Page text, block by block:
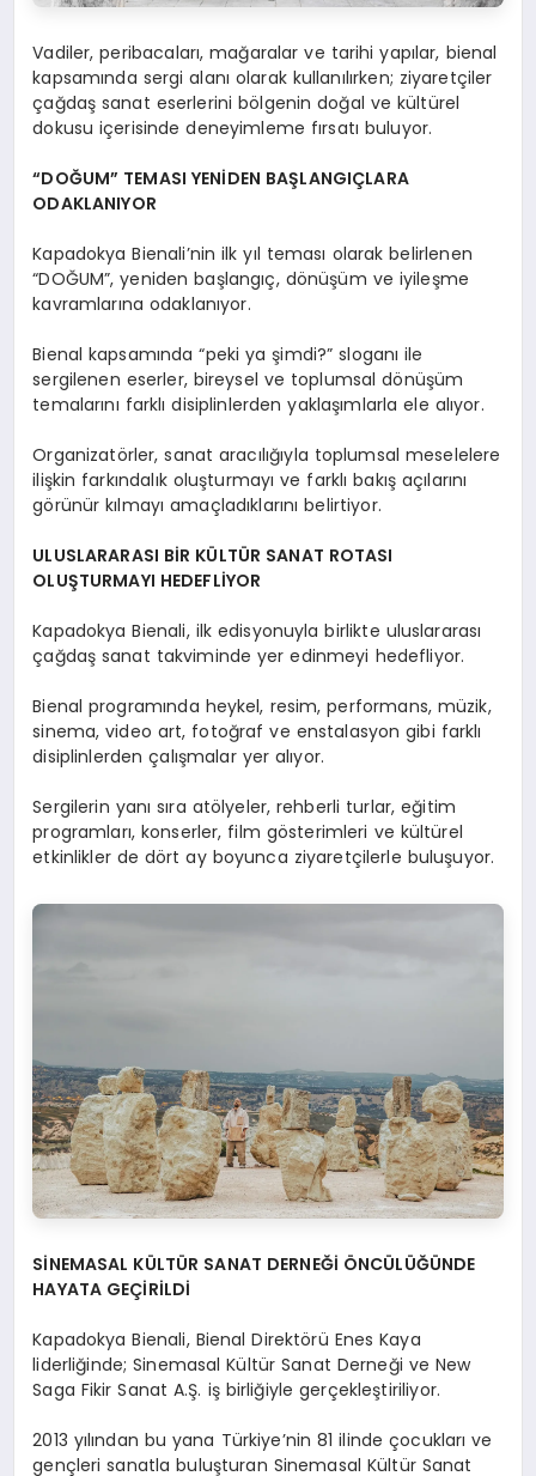
Vadiler, peribacaları, mağaralar ve tarihi yapılar, bienal
kapsamında sergi alanı olarak kullanılırken; ziyaretçiler
çağdaş sanat eserlerini bölgenin doğal ve kültürel
dokusu içerisinde deneyimleme fırsatı buluyor.
“DOĞUM” TEMASI YENİDEN BAŞLANGIÇLARA
ODAKLANIYOR
Kapadokya Bienali’nin ilk yıl teması olarak belirlenen
“DOĞUM”, yeniden başlangıç, dönüşüm ve iyileşme
kavramlarına odaklanıyor.
Bienal kapsamında “peki ya şimdi?” sloganı ile
sergilenen eserler, bireysel ve toplumsal dönüşüm
temalarını farklı disiplinlerden yaklaşımlarla ele alıyor.
Organizatörler, sanat aracılığıyla toplumsal meselelere
ilişkin farkındalık oluşturmayı ve farklı bakış açılarını
görünür kılmayı amaçladıklarını belirtiyor.
ULUSLARARASI BİR KÜLTÜR SANAT ROTASI
OLUŞTURMAYI HEDEFLİYOR
Kapadokya Bienali, ilk edisyonuyla birlikte uluslararası
çağdaş sanat takviminde yer edinmeyi hedefliyor.
Bienal programında heykel, resim, performans, müzik,
sinema, video art, fotoğraf ve enstalasyon gibi farklı
disiplinlerden çalışmalar yer alıyor.
Sergilerin yanı sıra atölyeler, rehberli turlar, eğitim
programları, konserler, film gösterimleri ve kültürel
etkinlikler de dört ay boyunca ziyaretçilerle buluşuyor.
SİNEMASAL KÜLTÜR SANAT DERNEĞİ ÖNCÜLÜĞÜNDE
HAYATA GEÇİRİLDİ
Kapadokya Bienali, Bienal Direktörü Enes Kaya
liderliğinde; Sinemasal Kültür Sanat Derneği ve New
Saga Fikir Sanat A.Ş. iş birliğiyle gerçekleştiriliyor.
2013 yılından bu yana Türkiye’nin 81 ilinde çocukları ve
gençleri sanatla buluşturan Sinemasal Kültür Sanat